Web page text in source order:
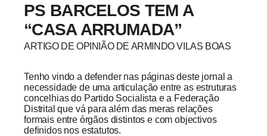
PS BARCELOS TEM A
“CASA ARRUMADA”
ARTIGO DE OPINIÃO DE ARMINDO VILAS BOAS
Tenho vindo a defender nas páginas deste jornal a
necessidade de uma articulação entre as estruturas
concelhias do Partido Socialista e a Federação
Distrital que vá para além das meras relações
formais entre órgãos distintos e com objectivos
definidos nos estatutos.